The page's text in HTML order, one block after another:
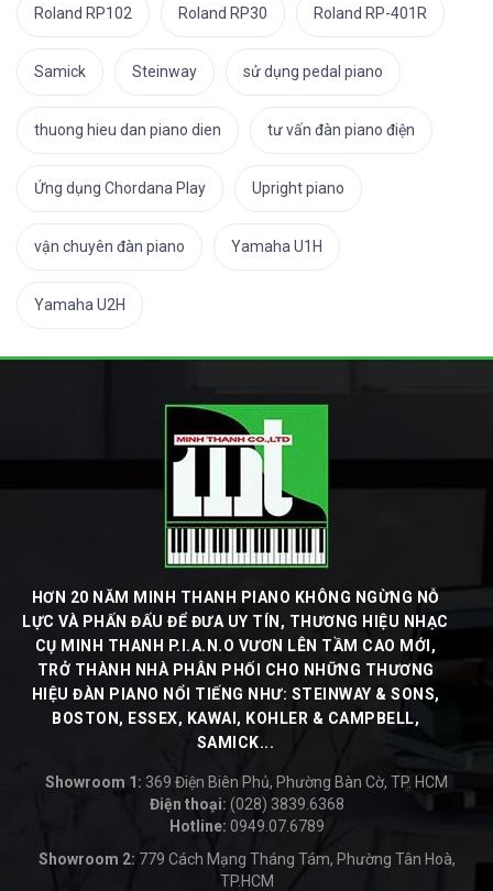
Roland RP102 Roland RP30 Roland RP-401R
Samick Steinway sử dụng pedal piano
thuong hieu dan piano dien tư vấn đàn piano điện
Ứng dụng Chordana Play Upright piano
vận chuyên đàn piano Yamaha U1H
Yamaha U2H
HƠN 20 NĂM MINH THANH PIANO KHÔNG NGỪNG NỖ
LỰC VÀ PHẤN ĐẤU ĐỂ ĐƯA UY TÍN, THƯƠNG HIỆU NHẠC
CỤ MINH THANH P.I.A.N.O VƯƠN LÊN TẦM CAO MỚI,
TRỞ THÀNH NHÀ PHÂN PHỐI CHO NHỮNG THƯƠNG
HIỆU ĐÀN PIANO NỔI TIẾNG NHƯ: STEINWAY & SONS,
BOSTON, ESSEX, KAWAI, KOHLER & CAMPBELL,
SAMICK...
Showroom 1: 369 Điện Biên Phủ, Phường Bàn Cờ, TP. HCM
Điện thoại: (028) 3839.6368
-
Hotline: 0949.07.6789
Showroom 2: 779 Cách Mạng Tháng Tám, Phường Tân Hoà,
TP.HCM